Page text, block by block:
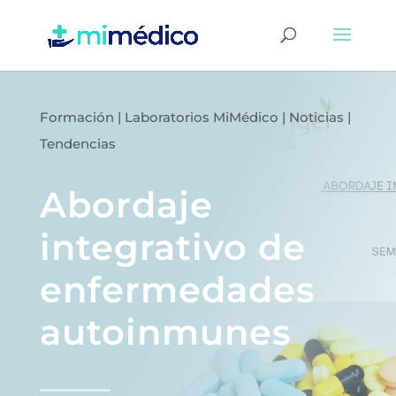
Formación | Laboratorios MiMédico | Noticias |
Tendencias
Abordaje
integrativo de
enfermedades
autoinmunes